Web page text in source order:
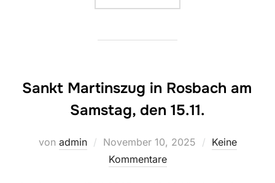
Sankt Martinszug in Rosbach am
Samstag, den 15.11.
von admin
Veröffentlicht
am
November 10, 2025
Keine
Kommentare